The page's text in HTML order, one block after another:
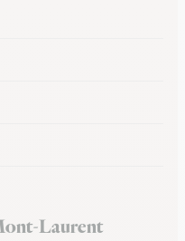
Laurent